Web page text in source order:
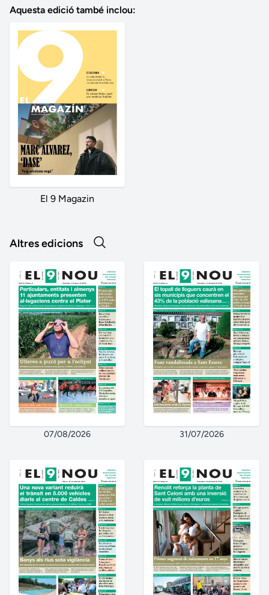
Aquesta edició també inclou:
El 9 Magazin
Altres edicions
07/08/2026 31/07/2026